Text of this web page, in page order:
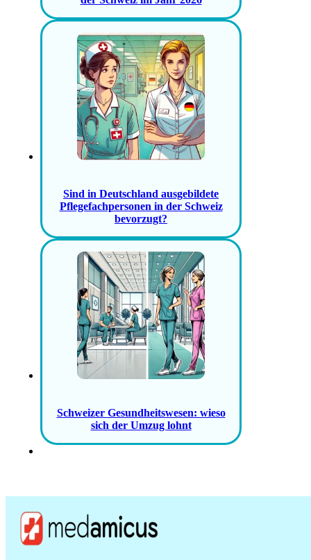
Sind in Deutschland ausgebildete
Pflegefachpersonen in der Schweiz
bevorzugt?
Schweizer Gesundheitswesen: wieso
sich der Umzug lohnt